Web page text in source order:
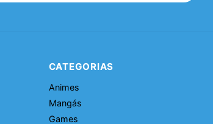
CATEGORIAS
Animes
Mangás
Games